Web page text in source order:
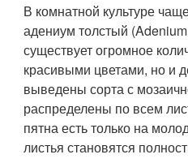
В комнатной культуре
адениум толстый
существует огромное
красивыми цветами, но и
выведены сорта с
распределены по всем
пятна есть только на
листья становятся